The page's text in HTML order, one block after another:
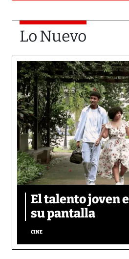
Lo Nuevo
El talento joven
su pantalla​
CINE